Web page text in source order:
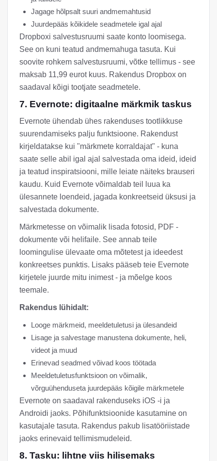
Jagage hõlpsalt suuri andmemahtusid
Juurdepääs kõikidele seadmetele igal ajal
Dropboxi salvestusruumi saate konto loomisega.
See on kuni teatud andmemahuga tasuta. Kui
soovite rohkem salvestusruumi, võtke tellimus - see
maksab 11,99 eurot kuus. Rakendus Dropbox on
saadaval kõigi tootjate seadmetele.
7. Evernote: digitaalne märkmik taskus
Evernote ühendab ühes rakenduses tootlikkuse
suurendamiseks palju funktsioone. Rakendust
kirjeldatakse kui "märkmete korraldajat" - kuna
saate selle abil igal ajal salvestada oma ideid, ideid
ja teatud inspiratsiooni, mille leiate näiteks brauseri
kaudu. Kuid Evernote võimaldab teil luua ka
ülesannete loendeid, jagada konkreetseid üksusi ja
salvestada dokumente.
Märkmetesse on võimalik lisada fotosid, PDF -
dokumente või helifaile. See annab teile
loomingulise ülevaate oma mõtetest ja ideedest
konkreetses punktis. Lisaks pääseb teie Evernote
kirjetele juurde mitu inimest - ja mõelge koos
teemale.
Rakendus lühidalt:
Looge märkmeid, meeldetuletusi ja ülesandeid
Lisage ja salvestage manustena dokumente, heli,
videot ja muud
Erinevad seadmed võivad koos töötada
Meeldetuletusfunktsioon on võimalik,
võrguühenduseta juurdepääs kõigile märkmetele
Evernote on saadaval rakenduseks iOS -i ja
Androidi jaoks. Põhifunktsioonide kasutamine on
kasutajale tasuta. Rakendus pakub lisatööriistade
jaoks erinevaid tellimismudeleid.
8. Tasku: lihtne viis hilisemaks